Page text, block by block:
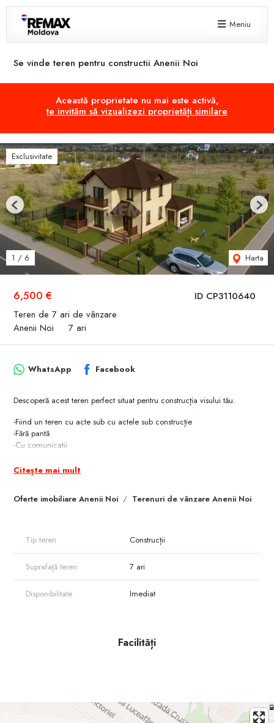
Meniu
Se vinde teren pentru constructii Anenii Noi
Această proprietate nu mai este activă,
te invităm să vizualizezi proprietăți similare
ID CP3110640
6,500 €
Teren de 7 ari de vânzare
Anenii Noi
7 ari
Exclusivitate
1 / 6 Harta
Previous Next
Oferte imobiliare Anenii Noi Terenuri de vânzare Anenii Noi
WhatsApp Facebook
Descoperă acest teren perfect situat pentru construcția visului tău.
-Fiind un teren cu acte sub cu actele sub construcție
-Fără pantă
-Cu comunicatii
Alege să investești într-un viitor plin de posibilităț
Citește mai mult
Tip teren Construcții
Suprafață teren 7 ari
Disponibilitate Imediat
Facilități